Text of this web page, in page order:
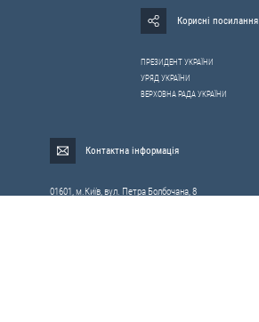
Корисні посилання
ПРЕЗИДЕНТ УКРАЇНИ
УРЯД УКРАЇНИ
ВЕРХОВНА РАДА УКРАЇНИ
Контактна інформація
01601, м.Київ, вул. Петра Болбочана, 8